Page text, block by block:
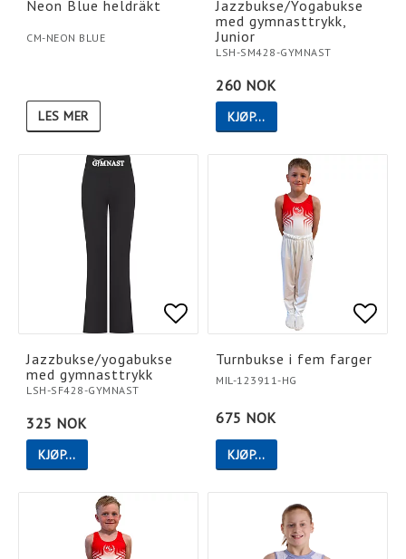
Neon Blue heldräkt
CM-NEON BLUE
LES MER
Jazzbukse/Yogabukse
med gymnasttrykk,
Junior
LSH-SM428-GYMNAST
260 NOK
KJØP…
Add to list of favorites
Add to list of favorites
Jazzbukse/yogabukse
med gymnasttrykk
LSH-SF428-GYMNAST
325 NOK
KJØP…
Add
Add
Turnbukse i fem farger
MIL-123911-HG
675 NOK
KJØP…